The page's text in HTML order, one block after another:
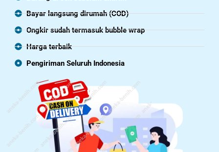
Bayar langsung dirumah (COD)
Ongkir sudah termasuk bubble wrap
Harga terbaik
Pengiriman Seluruh Indonesia